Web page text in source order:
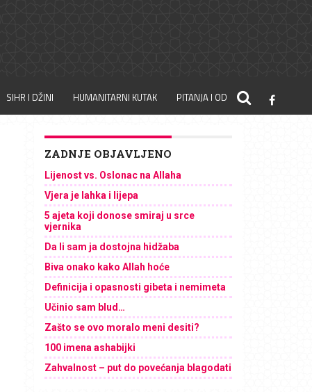
SIHR I DŽINI HUMANITARNI KUTAK PITANJA I ODGOVORI
ZADNJE OBJAVLJENO
Lijenost vs. Oslonac na Allaha
Vjera je lahka i lijepa
5 ajeta koji donose smiraj u srce
vjernika
Da li sam ja dostojna hidžaba
Biva onako kako Allah hoće
Definicija i opasnosti gibeta i nemimeta
Učinio sam blud…
Zašto se ovo moralo meni desiti?
100 imena ashabijki
Zahvalnost – put do povećanja blagodati